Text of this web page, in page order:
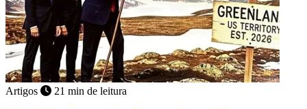
Artigos 21 min de leitura